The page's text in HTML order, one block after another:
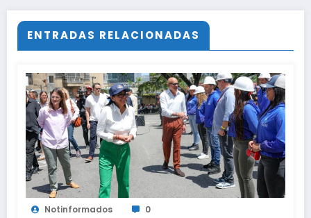
ENTRADAS RELACIONADAS
Notinformados 0